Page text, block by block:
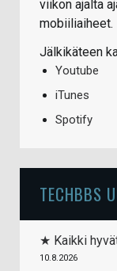
viikon ajalta
mobiiliaiheet.
Jälkikäteen
Youtube
iTunes
Spotify
TECHBBS
★ Kaikki
10.8.2026